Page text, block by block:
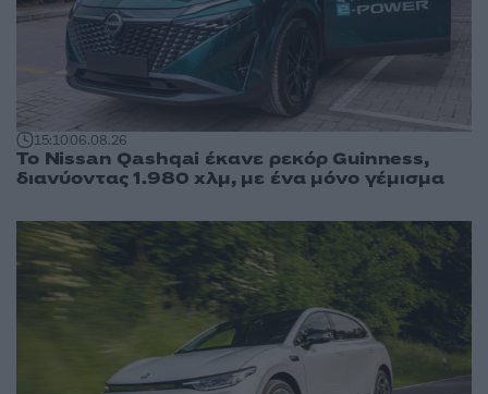
15:1006.08.26
Το Nissan Qashqai έκανε ρεκόρ Guinness,
διανύοντας 1.980 χλμ, με ένα μόνο γέμισμα